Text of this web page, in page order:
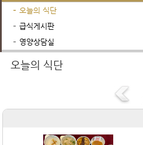
오늘의 식단
급식게시판
영양상담실
행정서비스
학교운영위원회
오늘의 식단